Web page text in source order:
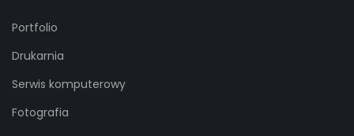
Portfolio
Drukarnia
Serwis komputerowy
Fotografia